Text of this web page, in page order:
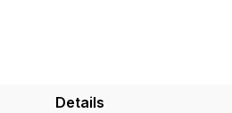
Details